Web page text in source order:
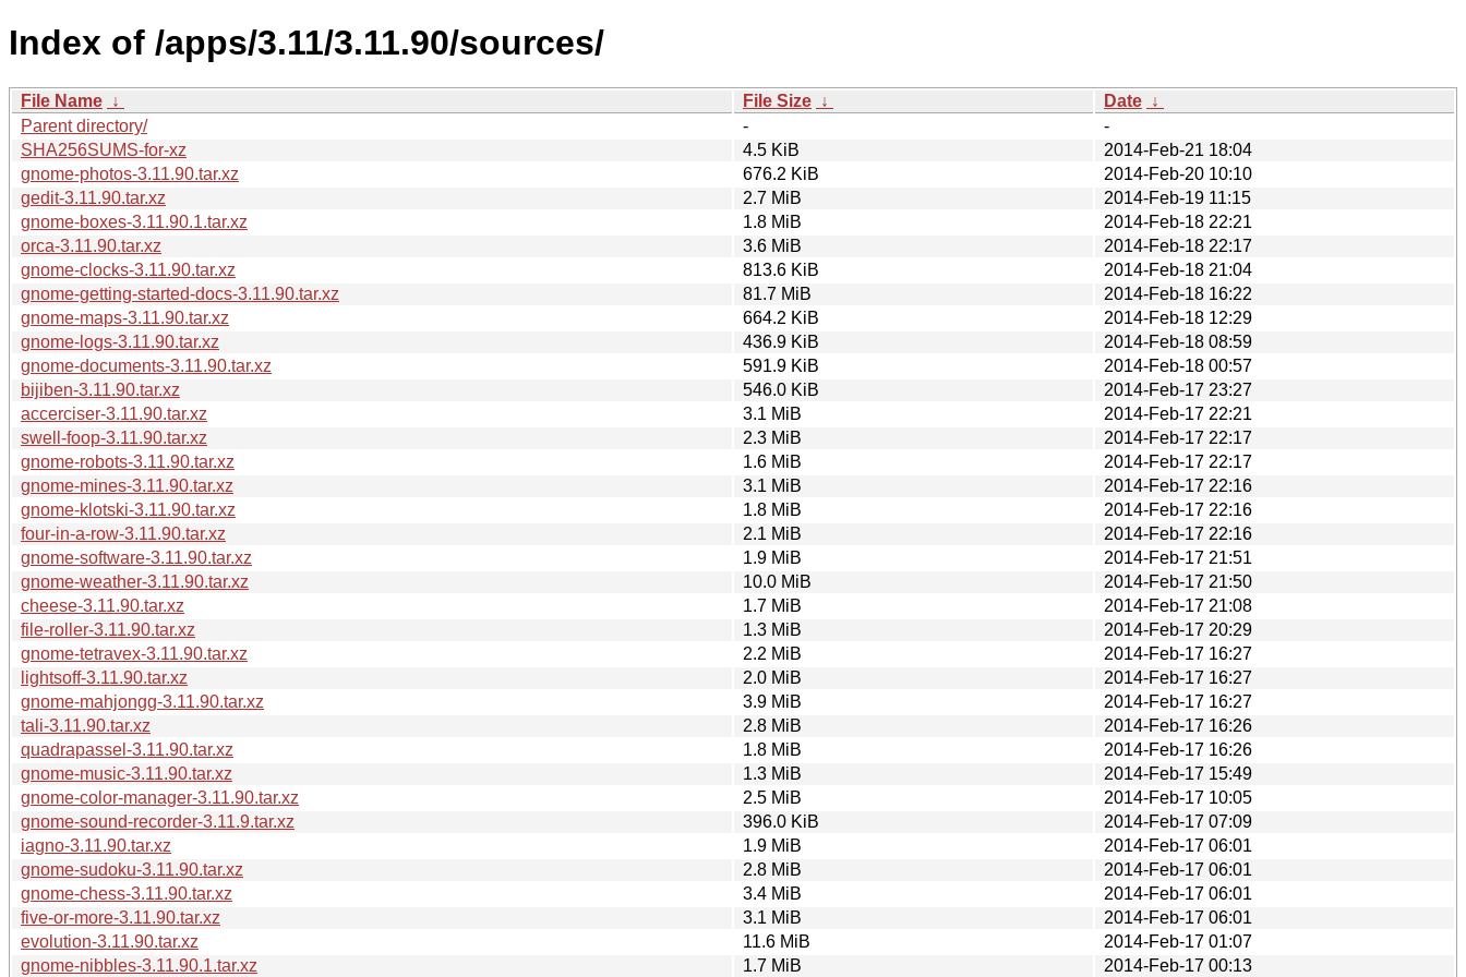
Index of /apps/3.11/3.11.90/sources/
File Name ↓ File Size ↓ Date ↓
Parent directory/
-
-
SHA256SUMS-for-xz
4.5 KiB
2014-Feb-21 18:04
gnome-photos-3.11.90.tar.xz
676.2 KiB
2014-Feb-20 10:10
gedit-3.11.90.tar.xz
2.7 MiB
2014-Feb-19 11:15
gnome-boxes-3.11.90.1.tar.xz
1.8 MiB
2014-Feb-18 22:21
orca-3.11.90.tar.xz
3.6 MiB
2014-Feb-18 22:17
gnome-clocks-3.11.90.tar.xz
813.6 KiB
2014-Feb-18 21:04
gnome-getting-started-docs-3.11.90.tar.xz
81.7 MiB
2014-Feb-18 16:22
gnome-maps-3.11.90.tar.xz
664.2 KiB
2014-Feb-18 12:29
gnome-logs-3.11.90.tar.xz
436.9 KiB
2014-Feb-18 08:59
gnome-documents-3.11.90.tar.xz
591.9 KiB
2014-Feb-18 00:57
bijiben-3.11.90.tar.xz
546.0 KiB
2014-Feb-17 23:27
accerciser-3.11.90.tar.xz
3.1 MiB
2014-Feb-17 22:21
swell-foop-3.11.90.tar.xz
2.3 MiB
2014-Feb-17 22:17
gnome-robots-3.11.90.tar.xz
1.6 MiB
2014-Feb-17 22:17
gnome-mines-3.11.90.tar.xz
3.1 MiB
2014-Feb-17 22:16
gnome-klotski-3.11.90.tar.xz
1.8 MiB
2014-Feb-17 22:16
four-in-a-row-3.11.90.tar.xz
2.1 MiB
2014-Feb-17 22:16
gnome-software-3.11.90.tar.xz
1.9 MiB
2014-Feb-17 21:51
gnome-weather-3.11.90.tar.xz
10.0 MiB
2014-Feb-17 21:50
cheese-3.11.90.tar.xz
1.7 MiB
2014-Feb-17 21:08
file-roller-3.11.90.tar.xz
1.3 MiB
2014-Feb-17 20:29
gnome-tetravex-3.11.90.tar.xz
2.2 MiB
2014-Feb-17 16:27
lightsoff-3.11.90.tar.xz
2.0 MiB
2014-Feb-17 16:27
gnome-mahjongg-3.11.90.tar.xz
3.9 MiB
2014-Feb-17 16:27
tali-3.11.90.tar.xz
2.8 MiB
2014-Feb-17 16:26
quadrapassel-3.11.90.tar.xz
1.8 MiB
2014-Feb-17 16:26
gnome-music-3.11.90.tar.xz
1.3 MiB
2014-Feb-17 15:49
gnome-color-manager-3.11.90.tar.xz
2.5 MiB
2014-Feb-17 10:05
gnome-sound-recorder-3.11.9.tar.xz
396.0 KiB
2014-Feb-17 07:09
iagno-3.11.90.tar.xz
1.9 MiB
2014-Feb-17 06:01
gnome-sudoku-3.11.90.tar.xz
2.8 MiB
2014-Feb-17 06:01
gnome-chess-3.11.90.tar.xz
3.4 MiB
2014-Feb-17 06:01
five-or-more-3.11.90.tar.xz
3.1 MiB
2014-Feb-17 06:01
evolution-3.11.90.tar.xz
11.6 MiB
2014-Feb-17 01:07
gnome-nibbles-3.11.90.1.tar.xz
1.7 MiB 2014-Feb-17 00:13